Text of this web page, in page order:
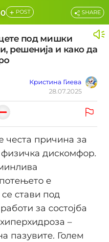
+ POST
под мишки
решенија и како да
Кристина Гиева
28.07.2025
SHARE
честа причина за
физичка дискомфор.
е
стави под
за состојба
–
пазувите. Голем